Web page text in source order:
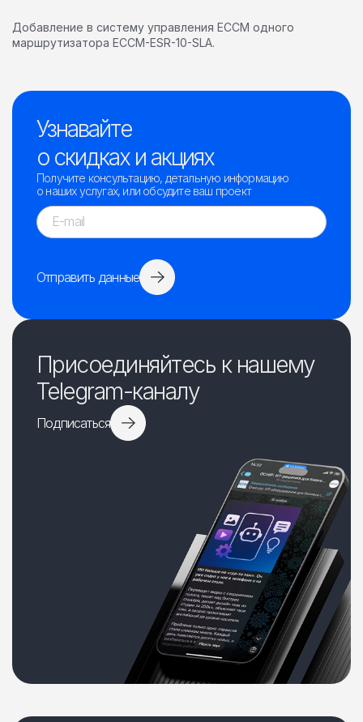
Добавление в систему управления ECCM одного
маршрутизатора ECCM-ESR-10-SLA.
Узнавайте
о скидках и акциях
Получите консультацию, детальную информацию
о наших услугах, или обсудите ваш проект
Отправить данные
Присоединяйтесь к нашему
Telegram-каналу
Подписаться